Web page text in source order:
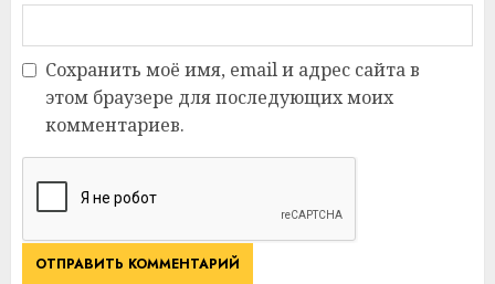
Сохранить моё имя, email и адрес сайта в
этом браузере для последующих моих
комментариев.